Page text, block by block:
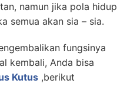
namun jika pola hidup
semua akan sia – sia.
fungsinya
kembali, Anda bisa
Kutus ,berikut